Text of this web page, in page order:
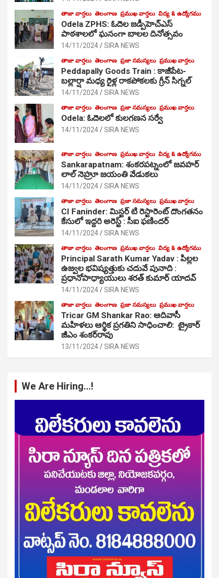
తాజా వార్తలు తెలంగాణ ప్రముఖ వార్తలు విద్య & ఉద్యోగము
Odela ZPHS: ఓదెల జ‌డ్పీహెచ్ఎస్
పాఠ‌శాల‌లో ఘనంగా బాలల దినోత్సవం
14/11/2024 SIRA NEWS
తాజా వార్తలు తెలంగాణ ప్రజా సమస్యలు ప్రముఖ వార్తలు
Peddapally Goods Train : కాజీపేట-
బల్లార్షా మధ్య రైళ్ల రాకపోకలకు గ్రీన్ సిగ్నల్
14/11/2024 SIRA NEWS
తాజా వార్తలు తెలంగాణ ప్రజా సమస్యలు ప్రముఖ వార్తలు
Odela: ఓదెలలో కులగణన సర్వే
14/11/2024 SIRA NEWS
తాజా వార్తలు తెలంగాణ ప్రముఖ వార్తలు విద్య & ఉద్యోగము
Sankarapatnam: శంకరపట్నంలో జవహర్
లాల్ నెహ్రూ జయంతి వేడుకలు
14/11/2024 SIRA NEWS
తాజా వార్తలు తెలంగాణ ప్రజా సమస్యలు ప్రముఖ వార్తలు
CI Faninder: మిస్టర్ టి రెస్టారెంట్ దొంగతనం
కేసులో ఇద్దరి అరెస్ట్ : సీఐ ఫణిందర్
14/11/2024 SIRA NEWS
తాజా వార్తలు తెలంగాణ ప్రముఖ వార్తలు విద్య & ఉద్యోగము
Principal Sarath Kumar Yadav : పిల్లల
ఉజ్వల భవిష్యత్తుకు చదువే పునాది :
ప్రధానోపాధ్యాయులు శరత్ కుమార్ యాదవ్
14/11/2024 SIRA NEWS
తాజా వార్తలు తెలంగాణ ప్రజా సమస్యలు ప్రముఖ వార్తలు
Tricar GM Shankar Rao: ఆదివాసీ
మహిళలు ఆర్థిక ప్రగతిని సాధించాలి: ట్రైకార్
జీఎం శంకర్‌రావు
13/11/2024 SIRA NEWS
We Are Hiring…!